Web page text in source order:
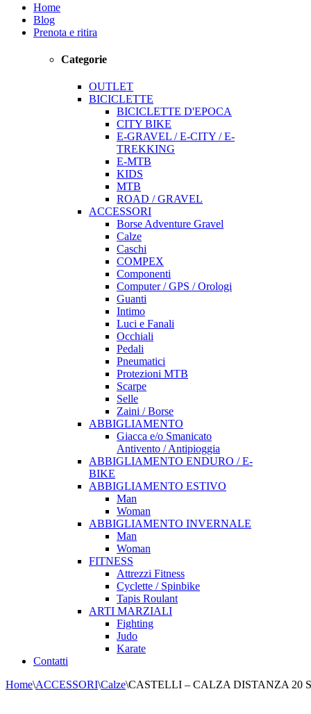
Home
Blog
Prenota e ritira
Categorie
OUTLET
BICICLETTE
BICICLETTE D'EPOCA
CITY BIKE
E-GRAVEL / E-CITY / E-
TREKKING
E-MTB
KIDS
MTB
ROAD / GRAVEL
ACCESSORI
Borse Adventure Gravel
Calze
Caschi
COMPEX
Componenti
Computer / GPS / Orologi
Guanti
Intimo
Luci e Fanali
Occhiali
Pedali
Pneumatici
Protezioni MTB
Scarpe
Selle
Zaini / Borse
ABBIGLIAMENTO
Giacca e/o Smanicato
Antivento / Antipioggia
ABBIGLIAMENTO ENDURO / E-
BIKE
ABBIGLIAMENTO ESTIVO
Man
Woman
ABBIGLIAMENTO INVERNALE
Man
Woman
FITNESS
Attrezzi Fitness
Cyclette / Spinbike
Tapis Roulant
ARTI MARZIALI
Fighting
Judo
Karate
Contatti
Home\ACCESSORI\Calze\CASTELLI – CALZA DISTANZA 20